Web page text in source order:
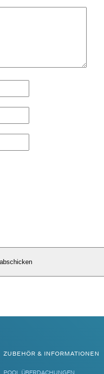
ZUBEHÖR & INFORMATIONEN
POOL ÜBERDACHUNGEN